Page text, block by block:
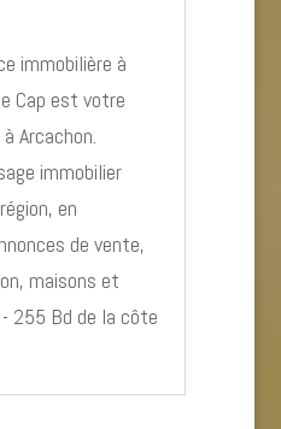
immobilière à
Cap est votre
Arcachon.
immobilier
en
de vente,
maisons et
255 Bd de la côte